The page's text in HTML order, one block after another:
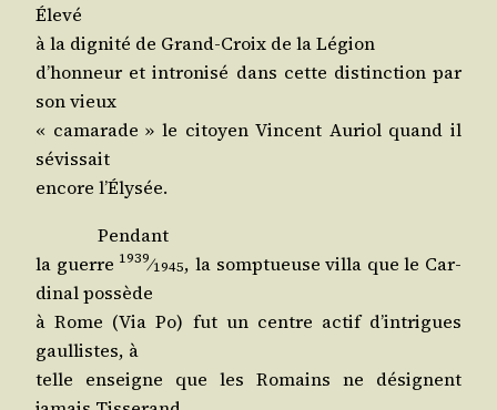
Élevé
à la digni­té de Grand-Croix de la Légion
d’hon­neur et intro­ni­sé dans cette dis­tinc­tion par
son vieux
« cama­rade » le citoyen Vincent Auriol quand il
sévissait
encore l’Élysée.
Pen­dant
la guerre 1939⁄1945, la somp­tueuse vil­la que le Car­
di­nal possède
à Rome (Via Po) fut un centre actif d’in­trigues
gaul­listes, à
telle enseigne que les Romains ne dési­gnent